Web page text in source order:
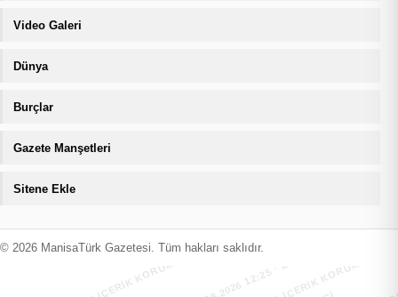
Video Galeri
Dünya
Burçlar
Gazete Manşetleri
Sitene Ekle
© 2026 ManisaTürk Gazetesi. Tüm hakları saklıdır.
MANİSATÜRK İÇERİK KORUMA · 07.08.2026 12:25 · ZIYARETÇI
MANİSATÜRK İÇERİK KORUMA